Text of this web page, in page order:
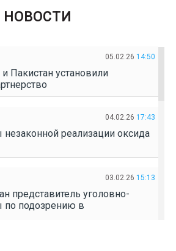
05.02.26 14:50
Пакистан установили
04.02.26 17:43
реализации оксида
03.02.26 15:13
представитель уголовно-
по подозрению в